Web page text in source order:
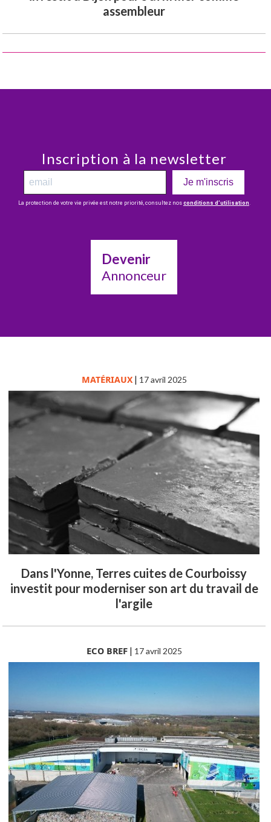
assembleur
Inscription à la newsletter
Je m'inscris
La protection de votre vie privée est notre priorité, consultez nos conditions d’utilisation
Devenir
Annonceur
MATÉRIAUX| 17 avril 2025
Dans l'Yonne, Terres cuites de Courboissy
investit pour moderniser son art du travail de
l'argile
ECO BREF| 17 avril 2025